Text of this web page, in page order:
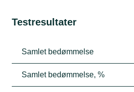
Testresultater
Samlet bedømmelse
Samlet bedømmelse, %